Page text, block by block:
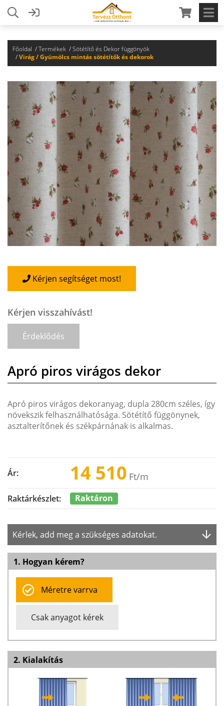
Főoldal Termékek
Sötétítő és Dekor függönyök
Virág / Gyümölcs mintás sötétítők és dekorok
Kérjen segítséget most!
Kérjen visszahívást!
Érdeklődés
Apró piros virágos dekor
Apró piros virágos dekoranyag, dupla 280cm széles, így
növekszik felhasználhatósága. Sötétítő függönynek,
asztalterítőnek és székpárnának is alkalmas.
Ár: 14 510 Ft/m
Raktárkészlet: Raktáron
Kérlek, add meg a szükséges adatokat.
1. Hogyan kérem?
Méretre varrva
Csak anyagot kérek
2. Kialakítás